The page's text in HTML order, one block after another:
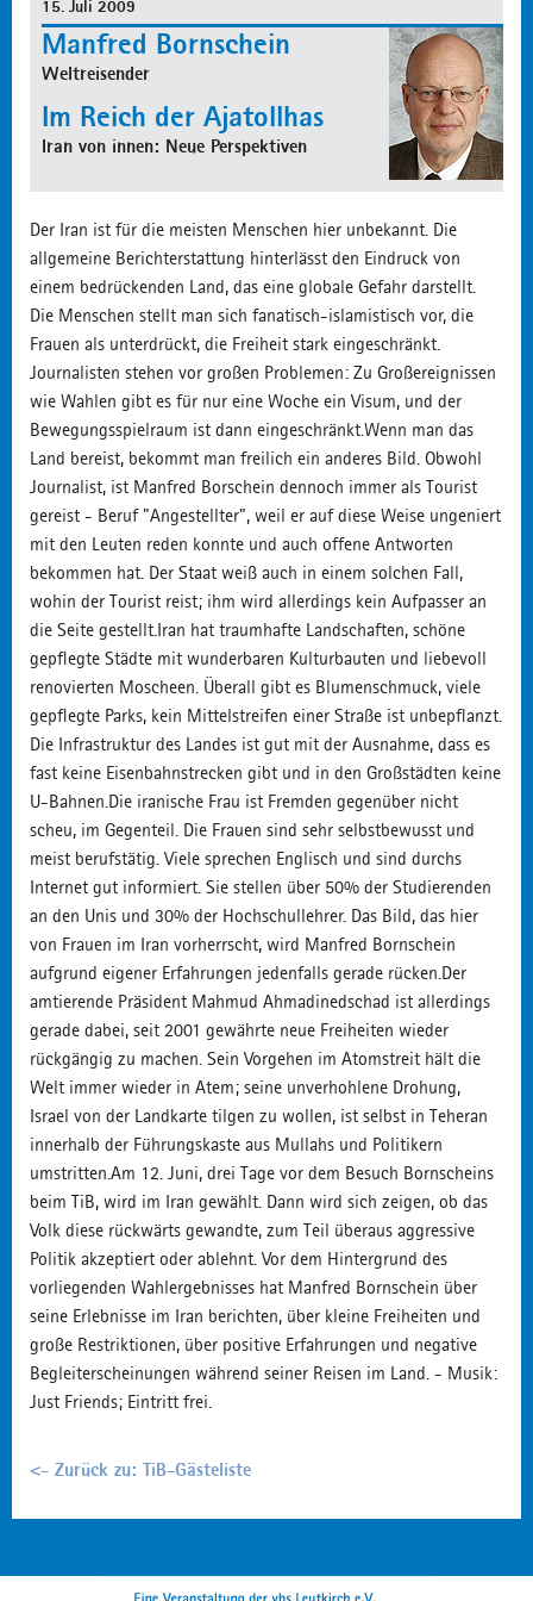
15. Juli 2009
Manfred Bornschein
Weltreisender
Im Reich der Ajatollhas
Iran von innen: Neue Perspektiven
Der Iran ist für die meisten Menschen hier unbekannt. Die
allgemeine Berichterstattung hinterlässt den Eindruck von
einem bedrückenden Land, das eine globale Gefahr darstellt.
Die Menschen stellt man sich fanatisch-islamistisch vor, die
Frauen als unterdrückt, die Freiheit stark eingeschränkt.
Journalisten stehen vor großen Problemen: Zu Großereignissen
wie Wahlen gibt es für nur eine Woche ein Visum, und der
Bewegungsspielraum ist dann eingeschränkt.Wenn man das
Land bereist, bekommt man freilich ein anderes Bild. Obwohl
Journalist, ist Manfred Borschein dennoch immer als Tourist
gereist - Beruf "Angestellter", weil er auf diese Weise ungeniert
mit den Leuten reden konnte und auch offene Antworten
bekommen hat. Der Staat weiß auch in einem solchen Fall,
wohin der Tourist reist; ihm wird allerdings kein Aufpasser an
die Seite gestellt.Iran hat traumhafte Landschaften, schöne
gepflegte Städte mit wunderbaren Kulturbauten und liebevoll
renovierten Moscheen. Überall gibt es Blumenschmuck, viele
gepflegte Parks, kein Mittelstreifen einer Straße ist unbepflanzt.
Die Infrastruktur des Landes ist gut mit der Ausnahme, dass es
fast keine Eisenbahnstrecken gibt und in den Großstädten keine
U-Bahnen.Die iranische Frau ist Fremden gegenüber nicht
scheu, im Gegenteil. Die Frauen sind sehr selbstbewusst und
meist berufstätig. Viele sprechen Englisch und sind durchs
Internet gut informiert. Sie stellen über 50% der Studierenden
an den Unis und 30% der Hochschullehrer. Das Bild, das hier
von Frauen im Iran vorherrscht, wird Manfred Bornschein
aufgrund eigener Erfahrungen jedenfalls gerade rücken.Der
amtierende Präsident Mahmud Ahmadinedschad ist allerdings
gerade dabei, seit 2001 gewährte neue Freiheiten wieder
rückgängig zu machen. Sein Vorgehen im Atomstreit hält die
Welt immer wieder in Atem; seine unverhohlene Drohung,
Israel von der Landkarte tilgen zu wollen, ist selbst in Teheran
innerhalb der Führungskaste aus Mullahs und Politikern
umstritten.Am 12. Juni, drei Tage vor dem Besuch Bornscheins
beim TiB, wird im Iran gewählt. Dann wird sich zeigen, ob das
Volk diese rückwärts gewandte, zum Teil überaus aggressive
Politik akzeptiert oder ablehnt. Vor dem Hintergrund des
vorliegenden Wahlergebnisses hat Manfred Bornschein über
seine Erlebnisse im Iran berichten, über kleine Freiheiten und
große Restriktionen, über positive Erfahrungen und negative
Begleiterscheinungen während seiner Reisen im Land. - Musik:
Just Friends; Eintritt frei.
<- Zurück zu: TiB-Gästeliste